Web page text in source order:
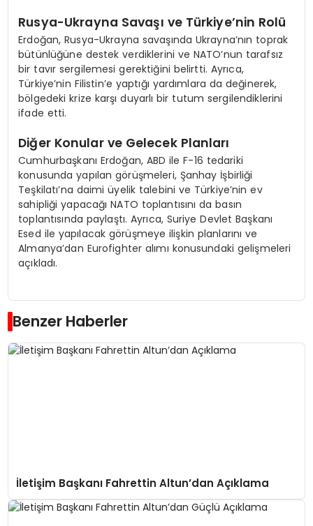
Rusya-Ukrayna Savaşı ve Türkiye’nin Rolü
Erdoğan, Rusya-Ukrayna savaşında Ukrayna’nın toprak
bütünlüğüne destek verdiklerini ve NATO’nun tarafsız
bir tavır sergilemesi gerektiğini belirtti. Ayrıca,
Türkiye’nin Filistin’e yaptığı yardımlara da değinerek,
bölgedeki krize karşı duyarlı bir tutum sergilendiklerini
ifade etti.
Diğer Konular ve Gelecek Planları
Cumhurbaşkanı Erdoğan, ABD ile F-16 tedariki
konusunda yapılan görüşmeleri, Şanhay İşbirliği
Teşkilatı’na daimi üyelik talebini ve Türkiye’nin ev
sahipliği yapacağı NATO toplantısını da basın
toplantısında paylaştı. Ayrıca, Suriye Devlet Başkanı
Esed ile yapılacak görüşmeye ilişkin planlarını ve
Almanya’dan Eurofighter alımı konusundaki gelişmeleri
açıkladı.
Benzer Haberler
İletişim Başkanı Fahrettin Altun’dan Açıklama